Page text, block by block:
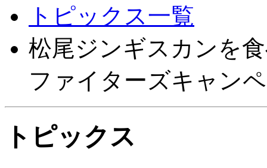
トピックス一覧
松尾ジンギスカンを
ファイターズキャン
トピックス